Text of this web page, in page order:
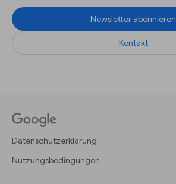
Newsletter abonnieren
Kontakt
Datenschutzerklärung
Nutzungsbedingungen